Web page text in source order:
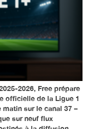
2026, Free prépare
officielle de la Ligue 1
matin sur le canal 37 –
sur neuf flux